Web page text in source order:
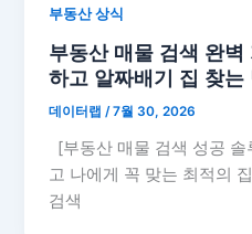
부동산 상식
부동산 매물 검색 완
하고 알짜배기 집 찾는
데이터랩/7월 30, 2026
[부동산 매물 검색 성공
고 나에게 꼭 맞는 최적의
검색